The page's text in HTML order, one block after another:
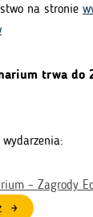
na stronie
trwa do
– Zagrody